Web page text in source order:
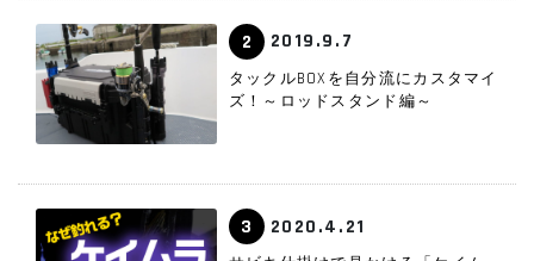
2 2019.9.7
タックルBOXを自分流にカスタマイ
ズ！～ロッドスタンド編～
3 2020.4.21